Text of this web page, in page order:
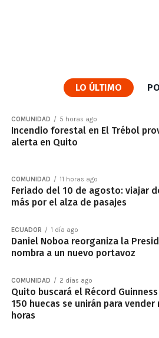
LO ÚLTIMO
COMUNIDAD 5 horas ago
Incendio forestal en El Trébol
alerta en Quito
COMUNIDAD 11 horas ago
Feriado del 10 de agosto: viajar
más por el alza de pasajes
ECUADOR 1 día ago
Daniel Noboa reorganiza la
nombra a un nuevo portavoz
COMUNIDAD 2 días ago
Quito buscará el Récord
150 huecas se unirán para
horas